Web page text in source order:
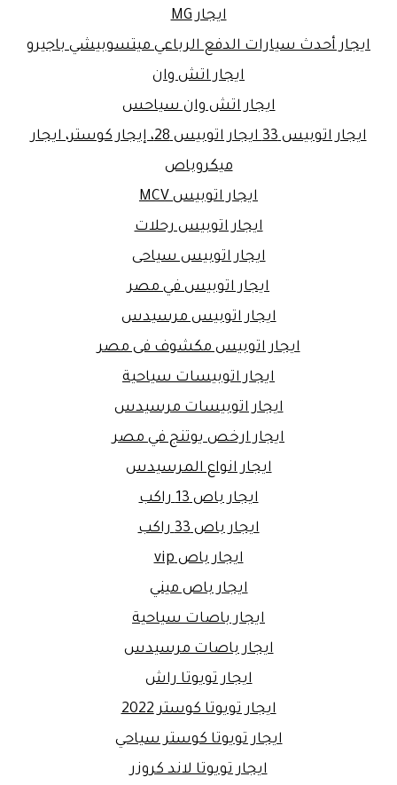
ايجار MG
ايجار أحدث سيارات الدفع الرباعي ميتسوبيشي باجيرو
ايجار اتش وان
ايجار اتش وان سياحس
ايجار اتوبيس 33 ايجار اتوبيس 28، إيجار كوستر، ايجار
ميكروباص
ايجار اتوبيس MCV
ايجار اتوبيس رحلات
ايجار اتوبيس سياحى
ايجار اتوبيس في مصر
ايجار اتوبيس مرسيدس
ايجار اتوبيس مكشوف فى مصر
ايجار اتوبيسات سياحية
ايجار اتوبيسات مرسيدس
ايجار ارخص يوتنج في مصر
ايجار انواع المرسيدس
ايجار باص 13 راكب
ايجار باص 33 راكب
ايجار باص vip
ايجار باص ميني
ايجار باصات سياحية
ايجار باصات مرسيدس
ايجار تويوتا راش
ايجار تويوتا كوستر 2022
ايجار تويوتا كوستر سياحي
ايجار تويوتا لاند كروزر